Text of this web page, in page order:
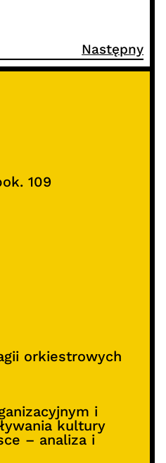
Następny
109
orkiestrowych
i
kultury
– analiza i